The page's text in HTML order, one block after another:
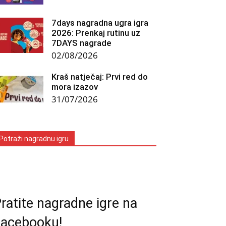
7days nagradna ugra igra
2026: Prenkaj rutinu uz
7DAYS nagrade
02/08/2026
Kraš natječaj: Prvi red do
mora izazov
31/07/2026
nagradnu igru
nagradne igre na